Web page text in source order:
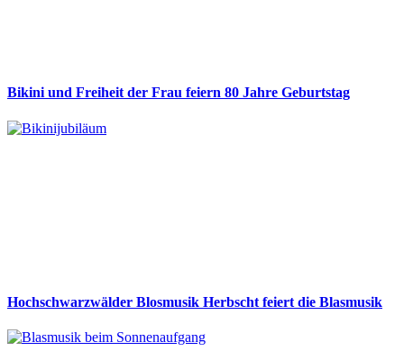
Bikini und Freiheit der Frau feiern 80 Jahre Geburtstag
Hochschwarzwälder Blosmusik Herbscht feiert die Blasmusik